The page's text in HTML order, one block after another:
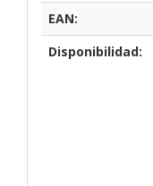
EAN:
Disponibilidad: